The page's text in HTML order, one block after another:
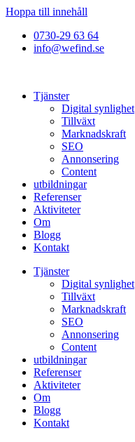
Hoppa till innehåll
0730-29 63 64
info@wefind.se
Tjänster
Digital synlighet
Tillväxt
Marknadskraft
SEO
Annonsering
Content
utbildningar
Referenser
Aktiviteter
Om
Blogg
Kontakt
Tjänster
Digital synlighet
Tillväxt
Marknadskraft
SEO
Annonsering
Content
utbildningar
Referenser
Aktiviteter
Om
Blogg
Kontakt